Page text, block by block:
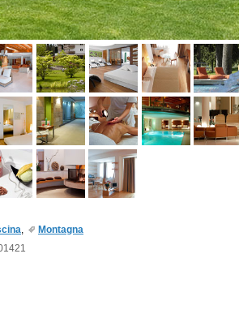
,
Montagna